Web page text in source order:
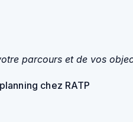
parcours et de vos
chez RATP